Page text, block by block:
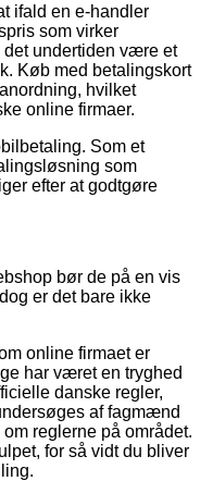
ifald en e-handler
som virker
det undertiden være et
Køb med betalingskort
hvilket
online firmaer.
Som et
som
efter at godtgøre
bør de på en vis
er det bare ikke
online firmaet er
har været en tryghed
danske regler,
af fagmænd
reglerne på området.
for så vidt du bliver